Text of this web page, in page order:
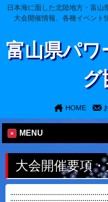
日本海に面した北陸地方・富山
大会開催情報、各種イベント
富山県パワ
グ
HOME
MENU
大会開催要項